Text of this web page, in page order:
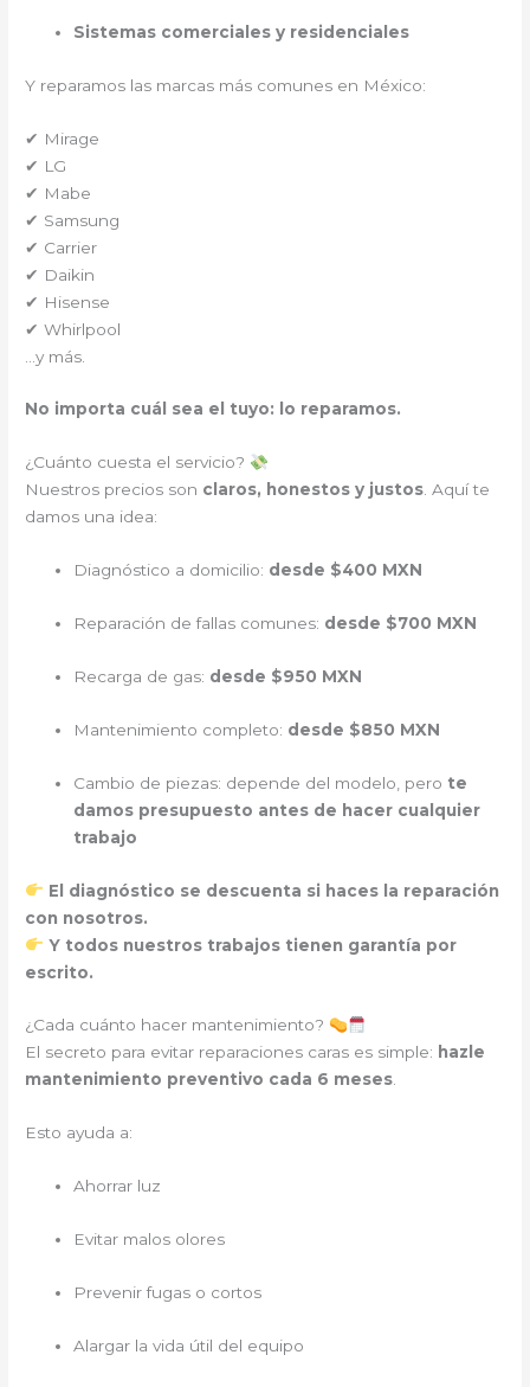
Sistemas comerciales y residenciales
Y reparamos las marcas más comunes en México:
✔ Mirage
✔ LG
✔ Mabe
✔ Samsung
✔ Carrier
✔ Daikin
✔ Hisense
✔ Whirlpool
…y más.
No importa cuál sea el tuyo: lo reparamos.
¿Cuánto cuesta el servicio?
Nuestros precios son claros, honestos y justos. Aquí te
damos una idea:
Diagnóstico a domicilio: desde $400 MXN
Reparación de fallas comunes: desde $700 MXN
Recarga de gas: desde $950 MXN
Mantenimiento completo: desde $850 MXN
Cambio de piezas: depende del modelo, pero te
damos presupuesto antes de hacer cualquier
trabajo
El diagnóstico se descuenta si haces la reparación
con nosotros.
Y todos nuestros trabajos tienen garantía por
escrito.
¿Cada cuánto hacer mantenimiento?
El secreto para evitar reparaciones caras es simple: hazle
mantenimiento preventivo cada 6 meses.
Esto ayuda a:
Ahorrar luz
Evitar malos olores
Prevenir fugas o cortos
Alargar la vida útil del equipo